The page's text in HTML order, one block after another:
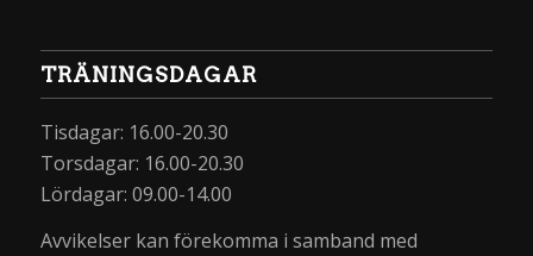
TRÄNINGSDAGAR
Tisdagar: 16.00-20.30
Torsdagar: 16.00-20.30
Lördagar: 09.00-14.00
Avvikelser kan förekomma i samband med